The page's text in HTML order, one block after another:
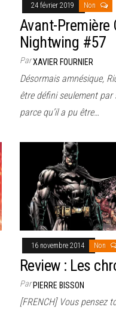
24 février 2019 Non
Avant-Première
Nightwing #57
ParXAVIER FOURNIER
Désormais amnésique,
être défini seulement
parce qu’il a pu être…
16 novembre 2014 Non
Review : Les
ParPIERRE BISSON
[FRENCH] Vous pensez